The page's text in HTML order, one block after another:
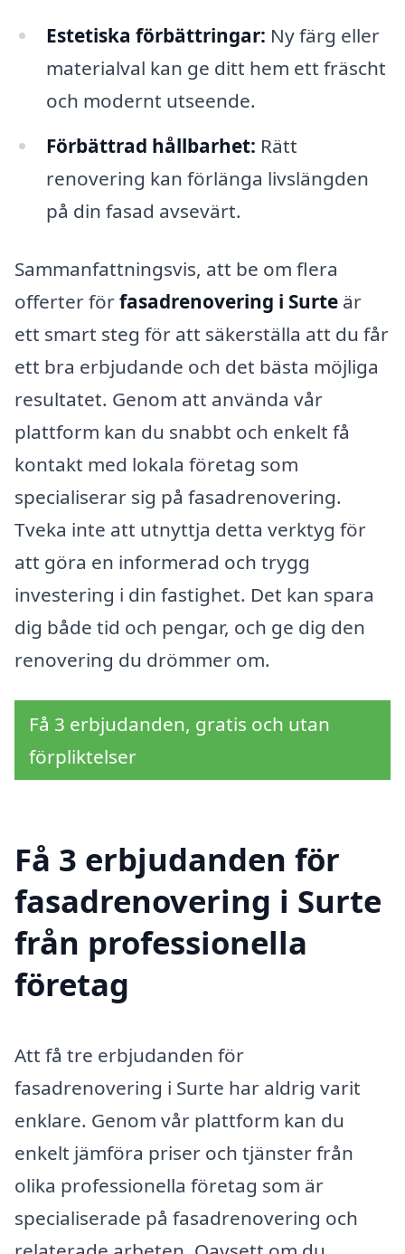
Estetiska förbättringar: Ny färg eller
materialval kan ge ditt hem ett fräscht
och modernt utseende.
Förbättrad hållbarhet: Rätt
renovering kan förlänga livslängden
på din fasad avsevärt.
Sammanfattningsvis, att be om flera
offerter förfasadrenovering i Surte är
ett smart steg för att säkerställa att du får
ett bra erbjudande och det bästa möjliga
resultatet. Genom att använda vår
plattform kan du snabbt och enkelt få
kontakt med lokala företag som
specialiserar sig på fasadrenovering.
Tveka inte att utnyttja detta verktyg för
att göra en informerad och trygg
investering i din fastighet. Det kan spara
dig både tid och pengar, och ge dig den
renovering du drömmer om.
Få 3 erbjudanden, gratis och utan
förpliktelser
Få 3 erbjudanden för
fasadrenovering i Surte
från professionella
företag
Att få tre erbjudanden för
fasadrenovering i Surte har aldrig varit
enklare. Genom vår plattform kan du
enkelt jämföra priser och tjänster från
olika professionella företag som är
specialiserade på fasadrenovering och